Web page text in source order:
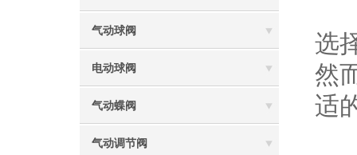
气动球阀
电动球阀
气动蝶阀
气动调节阀
选
然
适